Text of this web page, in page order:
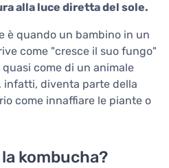
alla luce diretta del sole.
è quando un bambino in un
come "cresce il suo fungo"
come di un animale
infatti, diventa parte della
come innaffiare le piante o
kombucha?